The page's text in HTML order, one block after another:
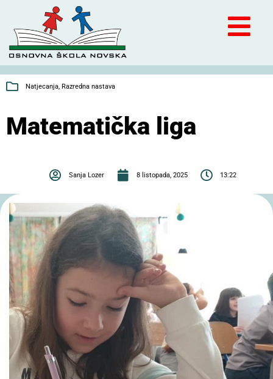
Natjecanja, Razredna nastava
Matematička liga
Sanja Lozer 8 listopada, 2025 13:22